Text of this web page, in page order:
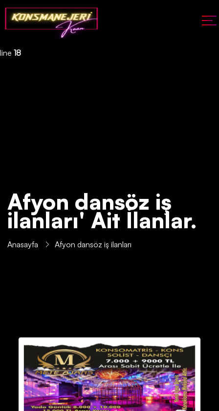
Deprecated: json_decode(): Passing null to parameter #1 ($json)
of type string is deprecated in
/home/konsmenajericom/public_html/api/kontrol/etiket.php
line 18
Afyon dansöz iş
ilanları' Ait İlanlar.
Anasayfa Afyon dansöz iş ilanları